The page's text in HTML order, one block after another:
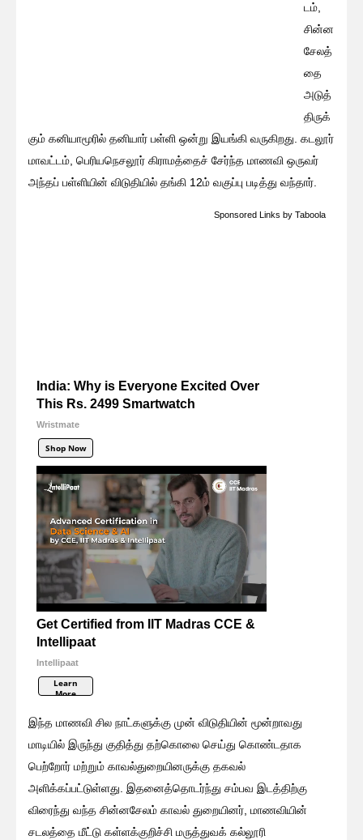
டம்,
சின்ன
சேலத்
தை
அடுத்
திருக்
கும் கனியாமூரில் தனியார் பள்ளி ஒன்று இயங்கி வருகிறது. கடலூர்
மாவட்டம், பெரியநெசலூர் கிராமத்தைச் சேர்ந்த மாணவி ஒருவர்
அந்தப் பள்ளியின் விடுதியில் தங்கி 12ம் வகுப்பு படித்து வந்தார்.
by Taboola
Sponsored Links
India: Why is Everyone Excited Over
This Rs. 2499 Smartwatch
Wristmate
Shop Now
Get Certified from IIT Madras CCE &
Intellipaat
Intellipaat
Learn
More
இந்த மாணவி சில நாட்களுக்கு முன் விடுதியின் மூன்றாவது
மாடியில் இருந்து குதித்து தற்கொலை செய்து கொண்டதாக
பெற்றோர் மற்றும் காவல்துறையினருக்கு தகவல்
அளிக்கப்பட்டுள்ளது. இதனைத்தொடர்ந்து சம்பவ இடத்திற்கு
விரைந்து வந்த சின்னசேலம் காவல் துறையினர், மாணவியின்
சடலத்தை மீட்டு கள்ளக்குறிச்சி மருத்துவக் கல்லூரி